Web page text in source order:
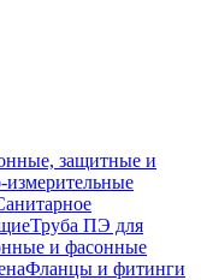
защитные и
измерительные
Труба ПЭ для
и фасонные
Фланцы и фитинги